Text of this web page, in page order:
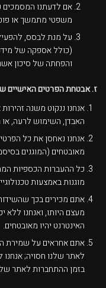
אם לדעתנו המסמכים
משפטי מתמשך או
על מנת לבסס,
(כולל אספקה של
והפחתה של סיכון
ז. אבטחת הפרטים האישיים
אנחנו ננקוט משנה
האבדן, השימוש לרעה,
אנחנו נאחסן את כל
מאובטחים (המוגנים
כל ההעברות הכספיות
מוגנות באמצעות
אתם מכירים בכך
מעצם היותו, ואנחנו ללא
האינטרנט יהיו מאובטחים.
אתם אחראים על שמירת
לאתר שלנו חסויה;
בזמן ההתחברות לאתר